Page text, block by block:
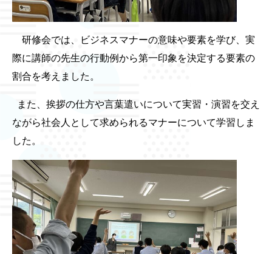
研修会では、ビジネスマナーの意味や要素を学び、実
際に講師の先生の行動例から第一印象を決定する要素の
割合を考えました。
また、挨拶の仕方や言葉遣いについて実習・演習を交え
ながら社会人として求められるマナーについて学習しま
した。